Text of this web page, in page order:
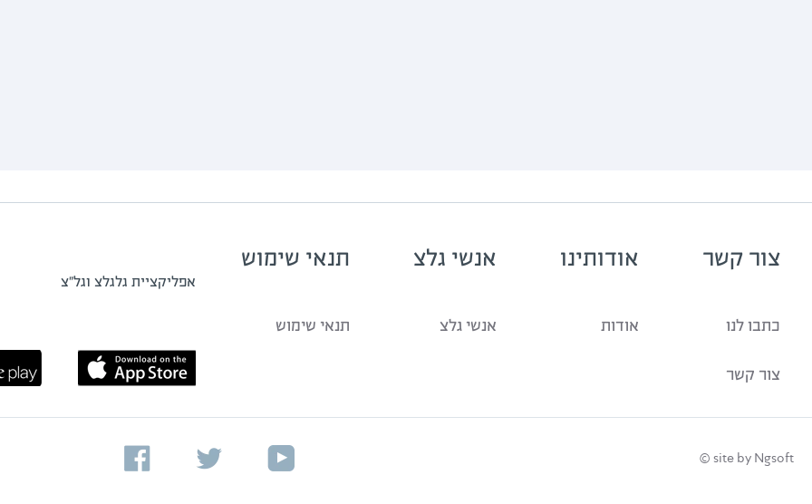
צור קשר
כתבו לנו
צור קשר
אודותינו
אודות
אנשי גלצ
אנשי גלצ
תנאי שימוש
תנאי שימוש
אפליקציית גלגלצ וגל"צ
site by Ngsoft ©